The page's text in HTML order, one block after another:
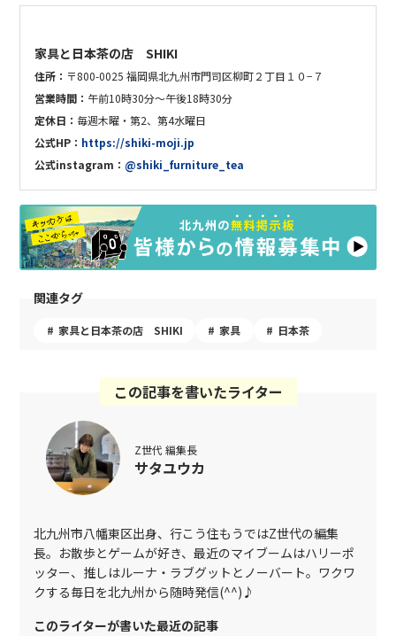
家具と日本茶の店 SHIKI
住所： 〒800-0025 福岡県北九州市門司区柳町２丁目１０−７
営業時間： 午前10時30分～午後18時30分
定休日： 毎週木曜・第2、第4水曜日
公式HP： https://shiki-moji.jp
公式instagram： @shiki_furniture_tea
関連タグ
家具と日本茶の店 SHIKI 家具 日本茶
この記事を書いたライター
Z世代 編集長
サタユウカ
北九州市八幡東区出身、行こう住もうではZ世代の編集
長。お散歩とゲームが好き、最近のマイブームはハリーポ
ッター、推しはルーナ・ラブグットとノーバート。ワクワ
クする毎日を北九州から随時発信(^^)♪
このライターが書いた最近の記事